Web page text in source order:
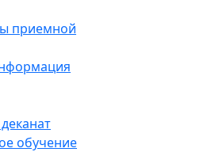
приемной
обучение